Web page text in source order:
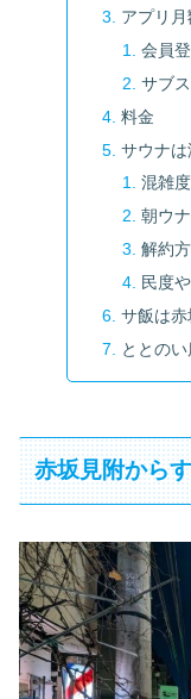
アプリ
会員
サブ
料金
サウナ
混雑
朝ウ
解約
民度
サ飯は
ととのい
赤坂見附から